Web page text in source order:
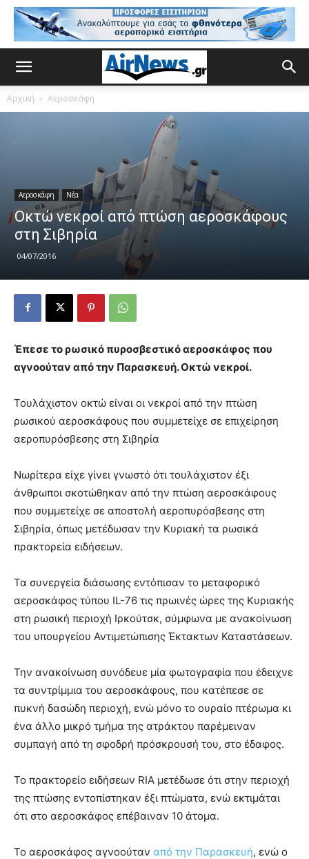
Αρχική Αεροσκάφη
Αεροσκάφη Νέα
Οκτώ νεκροί από πτώση αεροσκάφους
στη Σιβηρία
04/07/2016
Έπεσε το ρωσικό πυροσβεστικό αεροσκάφος που
αγνοούταν από την Παρασκευή. Οκτώ νεκροί.
Τουλάχιστον οκτώ είναι οι νεκροί από την πτώση
ρωσικού αεροσκάφους που συμμετείχε σε επιχείρηση
αεροπυρόσβεσης στη Σιβηρία
Νωρίτερα είχε γίνει γνωστό ότι τουλάχιστον έξι
άνθρωποι σκοτώθηκαν από την πτώση αεροσκάφους
που συμμετείχε σε αποστολή αεροπυρόσβεσης στη
Σιβηρία, όπως μετέδωσαν την Κυριακή τα ρωσικά
πρακτορεία ειδήσεων.
Τα συνεργεία διάσωσης εντόπισαν το μεταφορικό
αεροσκάφος τύπου IL-76 τις πρωινές ώρες της Κυριακής
στη ρωσική περιοχή Ιρκούτσκ, σύμφωνα με ανακοίνωση
του υπουργείου Αντιμετώπισης Έκτακτων Καταστάσεων.
Την ανακοίνωση συνόδευε μία φωτογραφία που έδειχνε
τα συντρίμμια του αεροσκάφους, που κατέπεσε σε
πυκνή δασώδη περιοχή, ενώ μόνο το ουραίο πτέρωμα κι
ένα άλλο μικρό τμήμα της ατράκτου παρέμειναν
συμπαγή από τη σφοδρή πρόσκρουσή του, στο έδαφος.
Το πρακτορείο ειδήσεων RIA μετέδωσε ότι στην περιοχή
της πτώσης εντοπίστηκαν έξι πτώματα, ενώ εκτιμάται
ότι στο αεροσκάφος επέβαιναν 10 άτομα.
Το αεροσκάφος αγνοούταν από την Παρασκευή, ενώ ο